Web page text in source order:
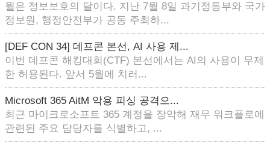
월은 정보보호의 달이다. 지난 7월 8일 과기정통부와 국가
정보원, 행정안전부가 공동 주최하...
[DEF CON 34] 데프콘 본선, AI 사용 제...
이번 데프콘 해킹대회(CTF) 본선에서는 AI의 사용이 무제
한 허용된다. 앞서 5월에 치러...
Microsoft 365 AitM 악용 피싱 공격으...
최근 마이크로소프트 365 계정을 장악해 재무 워크플로에
관련된 주요 담당자를 식별하고, ...